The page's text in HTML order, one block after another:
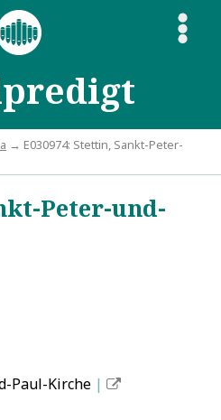
S
→ E030974: Stettin, Sankt-Peter-
Peter-und-
Paul-Kirche |